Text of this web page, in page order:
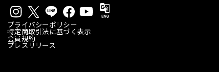
プライバシーポリシー
特定商取引法に基づく表示
会員規約
プレスリリース